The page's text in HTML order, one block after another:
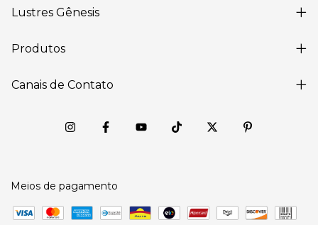
Lustres Gênesis
Produtos
Canais de Contato
Meios de pagamento